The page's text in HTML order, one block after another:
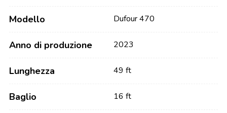
Modello Dufour 470
Anno di produzione 2023
Lunghezza 49 ft
Baglio 16 ft